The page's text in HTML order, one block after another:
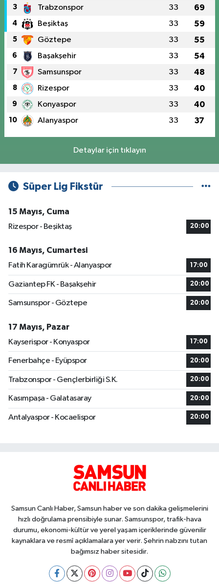
3 Trabzonspor 33 69
4 Beşiktaş 33 59
5 Göztepe 33 55
6 Başakşehir 33 54
7 Samsunspor 33 48
8 Rizespor 33 40
9 Konyaspor 33 40
10 Alanyaspor 33 37
Detaylar için tıklayın
Süper Lig Fikstür
15 Mayıs, Cuma
Rizespor - Beşiktaş
20:00
16 Mayıs, Cumartesi
Fatih Karagümrük - Alanyaspor
17:00
Gaziantep FK - Başakşehir 20:00
Samsunspor - Göztepe 20:00
17 Mayıs, Pazar
Kayserispor - Konyaspor
17:00
Fenerbahçe - Eyüpspor 20:00
Trabzonspor - Gençlerbirliği S.K. 20:00
Kasımpaşa - Galatasaray 20:00
Antalyaspor - Kocaelispor 20:00
Samsun Canlı Haber, Samsun haber ve son dakika gelişmelerini
hızlı doğrulama prensibiyle sunar. Samsunspor, trafik-hava
durumu, ekonomi-kültür ve yerel yaşam içeriklerinde güvenilir
kaynaklara ve resmî açıklamalara yer verir. Şehrin nabzını tutan
bağımsız haber sitesidir.